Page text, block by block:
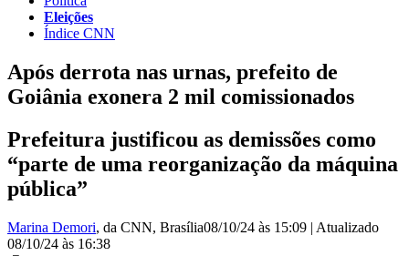
Eleições
Índice CNN
Após derrota nas urnas, prefeito de
Goiânia exonera 2 mil comissionados
Prefeitura justificou as demissões como
“parte de uma reorganização da máquina
pública”
Marina Demori, da CNN, Brasília08/10/24 às 15:09 | Atualizado
08/10/24 às 16:38